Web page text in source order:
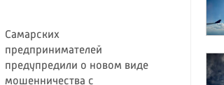
Самарских
предпринимателей
предупредили о новом виде
мошенничества с